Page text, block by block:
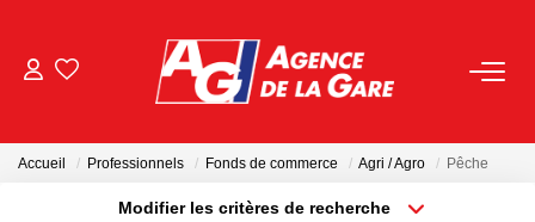
Accueil Professionnels Fonds de commerce Agri / Agro Pêche
Modifier les critères de recherche